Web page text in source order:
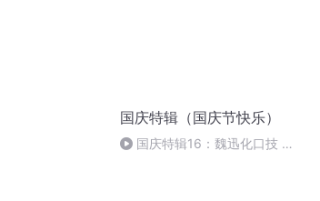
国庆特辑（国庆节快乐）
国庆特辑16：魏迅化口技 二